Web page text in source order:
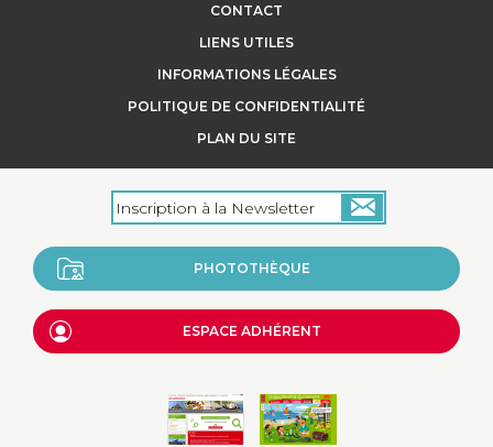
CONTACT
LIENS UTILES
INFORMATIONS LÉGALES
POLITIQUE DE CONFIDENTIALITÉ
PLAN DU SITE
PHOTOTHÈQUE
ESPACE ADHÉRENT